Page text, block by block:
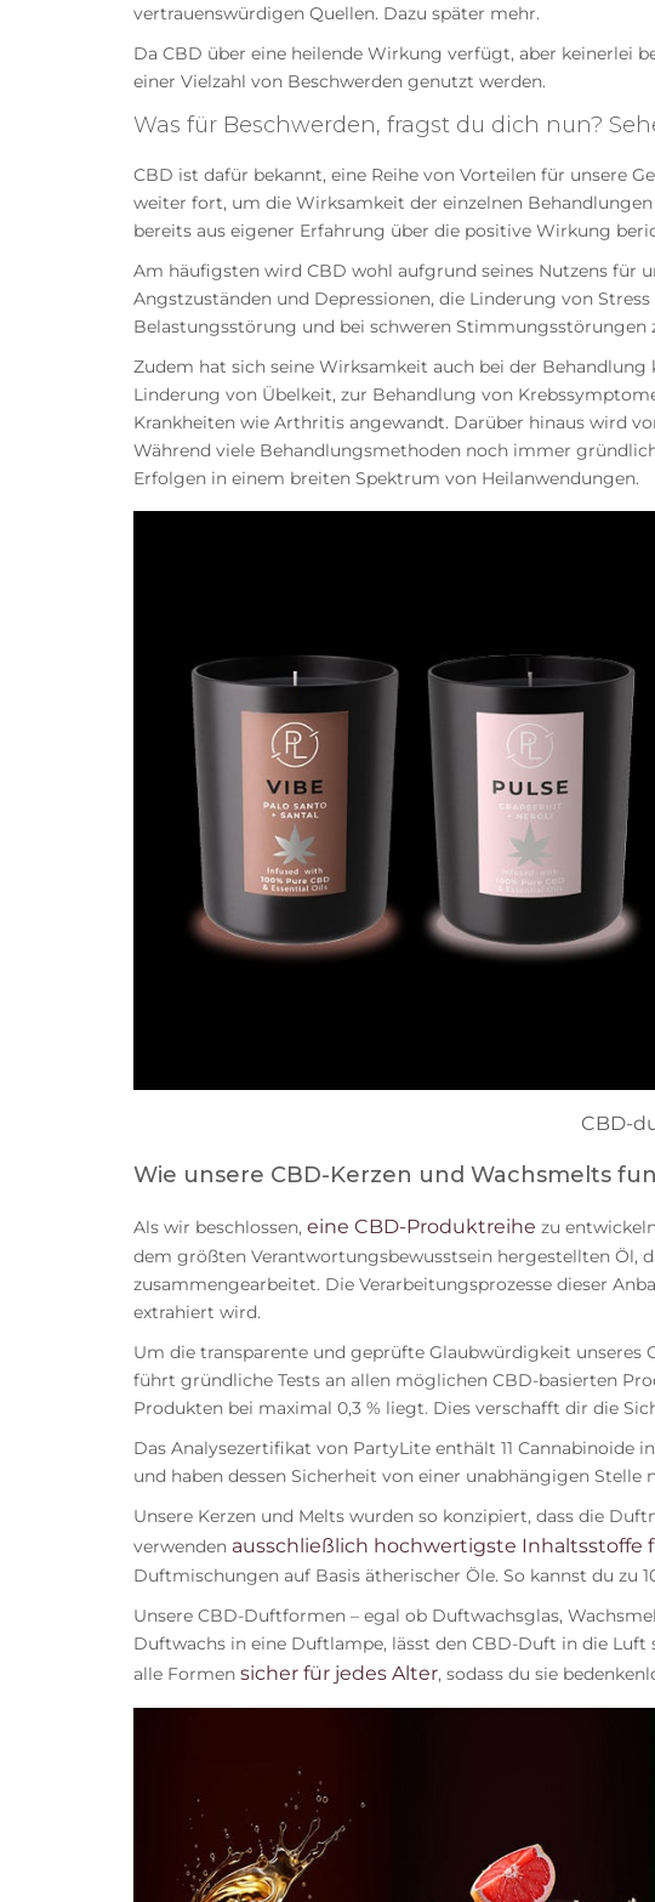
vertrauenswürdigen Quellen. Dazu später mehr.
Da CBD über eine heilende Wirkung verfügt, aber keinerlei
einer Vielzahl von Beschwerden genutzt werden.
Was für Beschwerden, fragst du dich nun?
CBD ist dafür bekannt, eine Reihe von Vorteilen für unsere
weiter fort, um die Wirksamkeit der einzelnen
bereits aus eigener Erfahrung über die positive Wirkung
Am häufigsten wird CBD wohl aufgrund seines Nutzens für
Angstzuständen und Depressionen, die Linderung von
Belastungsstörung und bei schweren Stimmungsstörungen
Zudem hat sich seine Wirksamkeit auch bei der
Linderung von Übelkeit, zur Behandlung von
Krankheiten wie Arthritis angewandt. Darüber hinaus wird
Während viele Behandlungsmethoden noch immer
Erfolgen in einem breiten Spektrum von Heilanwendungen.
CBD-
Wie unsere CBD-Kerzen und Wachsmelts
Als wir beschlossen, eine CBD-Produktreihe zu
dem größten Verantwortungsbewusstsein hergestellten Öl,
zusammengearbeitet. Die Verarbeitungsprozesse dieser
extrahiert wird.
Um die transparente und geprüfte Glaubwürdigkeit unseres
führt gründliche Tests an allen möglichen CBD-basierten
Produkten bei maximal 0,3 % liegt. Dies verschafft dir die
Das Analysezertifikat von PartyLite enthält 11 Cannabinoide
und haben dessen Sicherheit von einer unabhängigen Stelle
Unsere Kerzen und Melts wurden so konzipiert, dass die
verwenden ausschließlich hochwertigste Inhaltsstoffe
Duftmischungen auf Basis ätherischer Öle. So kannst du
Unsere CBD-Duftformen – egal ob Duftwachsglas,
Duftwachs in eine Duftlampe, lässt den CBD-Duft in die
alle Formen sicher für jedes Alter, sodass du sie